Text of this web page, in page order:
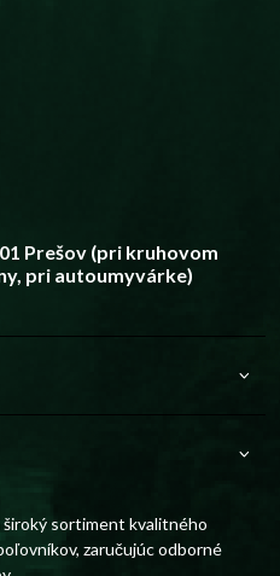
Prešov (pri kruhovom
pri autoumyvárke)
sortiment kvalitného
zaručujúc odborné